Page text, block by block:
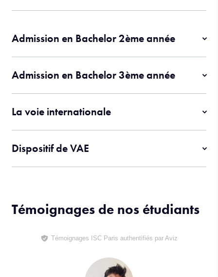
Admission en Bachelor 2ème année
Admission en Bachelor 3ème année
La voie internationale
Dispositif de VAE
Témoignages de nos étudiants